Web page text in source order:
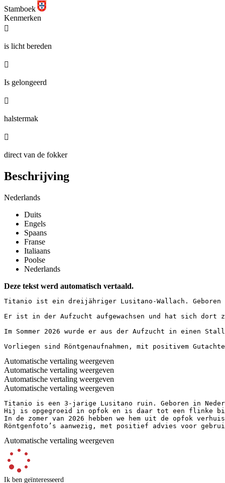
Stamboek
Kenmerken

is licht bereden

Is gelongeerd

halstermak

direct van de fokker
Beschrijving
Nederlands
Duits
Engels
Spaans
Franse
Italiaans
Poolse
Nederlands
Deze tekst werd automatisch vertaald.
Titanio ist ein dreijähriger Lusitano-Wallach. Geboren
Er ist in der Aufzucht aufgewachsen und hat sich dort
Im Sommer 2026 wurde er aus der Aufzucht in einen
Vorliegen sind Röntgenaufnahmen, mit positivem
Automatische vertaling weergeven
Automatische vertaling weergeven
Automatische vertaling weergeven
Automatische vertaling weergeven
Titanio is een 3-jarige Lusitano ruin. Geboren in
Hij is opgegroeid in opfok en is daar tot een flinke
In de zomer van 2026 hebben we hem uit de opfok
Röntgenfoto’s aanwezig, met positief advies voor
Automatische vertaling weergeven
Ik ben geïnteresseerd